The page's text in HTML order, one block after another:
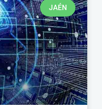
JAÉN